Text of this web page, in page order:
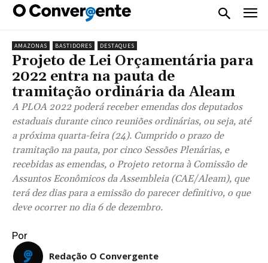
AMAZONAS BASTIDORES DESTAQUES
Projeto de Lei Orçamentária para
2022 entra na pauta de
tramitação ordinária da Aleam
A PLOA 2022 poderá receber emendas dos deputados
estaduais durante cinco reuniões ordinárias, ou seja, até
a próxima quarta-feira (24). Cumprido o prazo de
tramitação na pauta, por cinco Sessões Plenárias, e
recebidas as emendas, o Projeto retorna à Comissão de
Assuntos Econômicos da Assembleia (CAE/Aleam), que
terá dez dias para a emissão do parecer definitivo, o que
deve ocorrer no dia 6 de dezembro.
Por
Redação O Convergente